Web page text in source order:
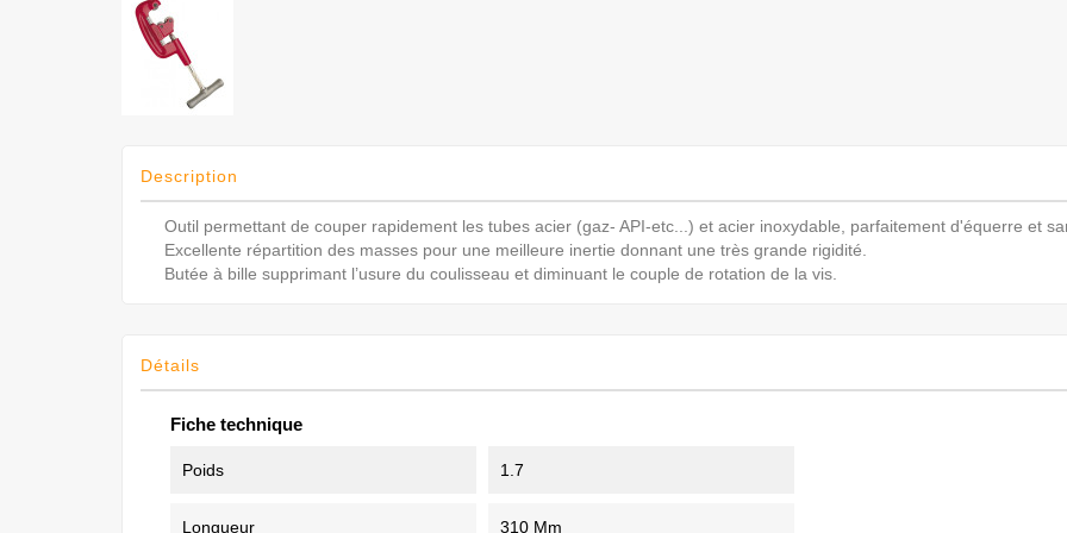
Description
Outil permettant de couper rapidement les tubes acier (gaz- API-etc...) et acier inoxydable, parfaitement d'équerre et
Excellente répartition des masses pour une meilleure inertie donnant une très grande rigidité.
Butée à bille supprimant l’usure du coulisseau et diminuant le couple de rotation de la vis.
Détails
Fiche technique
Poids 1.7
Longueur 310 Mm